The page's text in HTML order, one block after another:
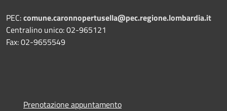
PEC:comune.caronnopertusella@pec.regione.lombardia.it
Centralino unico: 02-965121
Fax: 02-9655549
Prenotazione appuntamento